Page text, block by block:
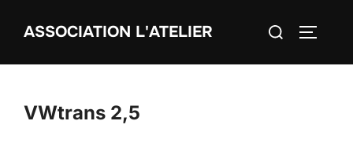
ASSOCIATION L'ATELIER Rechercher :
VWtrans 2,5